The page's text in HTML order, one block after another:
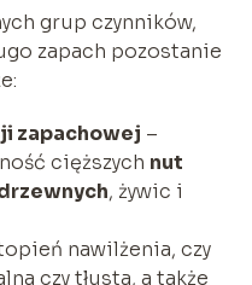
grup czynników,
zapach pozostanie
zapachowej –
cięższych nut
, żywic i
nawilżenia, czy
czy tłusta, a także